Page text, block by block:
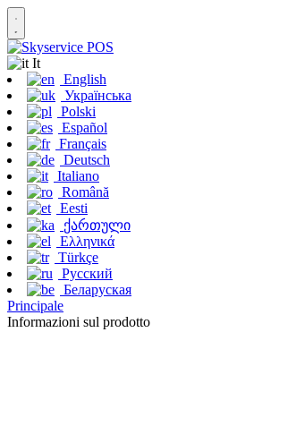
It
English
Українська
Polski
Español
Français
Deutsch
Italiano
Română
Eesti
ქართული
Ελληνικά
Türkçe
Русский
Беларуская
Principale
Informazioni sul prodotto